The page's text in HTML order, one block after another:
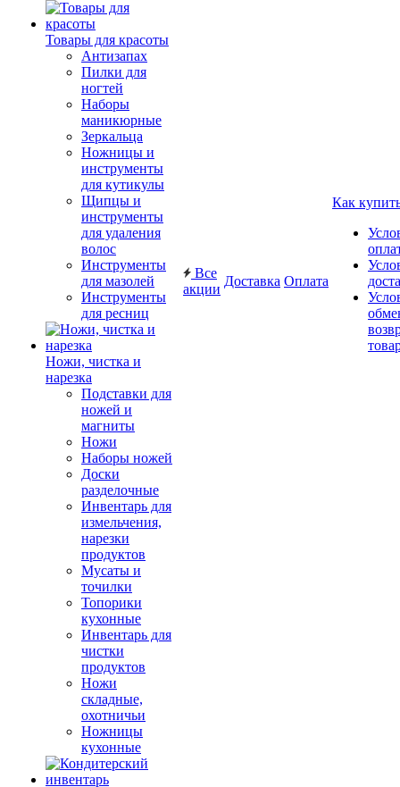
Товары для красоты
Антизапах
Пилки для
ногтей
Наборы
маникюрные
Зеркальца
Ножницы и
инструменты
для кутикулы
Щипцы и
инструменты
для удаления
волос
Инструменты
для мазолей
Инструменты
для ресниц
Ножи, чистка и
нарезка
Подставки для
ножей и
магниты
Ножи
Наборы ножей
Доски
разделочные
Инвентарь для
измельчения,
нарезки
продуктов
Мусаты и
точилки
Топорики
кухонные
Инвентарь для
чистки
продуктов
Ножи
складные,
охотничьи
Ножницы
кухонные
Все
акции
Доставка Оплата
Как